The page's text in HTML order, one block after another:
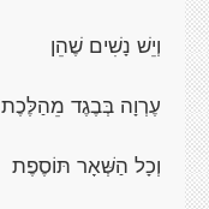
וְיֵשׁ נָשִׁים שֶׁהֵן
עֶרְוָה בְּבֶגֶד מֵהַלֶּכֶת
וְכָל הַשְּׁאָר תּוֹסֶפֶת